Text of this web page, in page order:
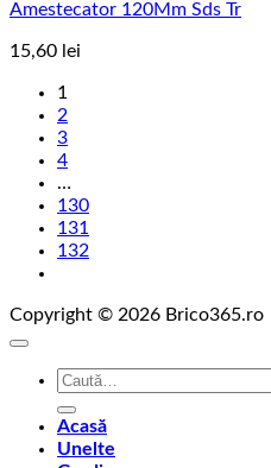
Amestecator 120Mm Sds Tr
15,60 lei
1
2
3
4
…
130
131
132
Copyright © 2026 Brico365.ro
Caută
Acasă
Unelte